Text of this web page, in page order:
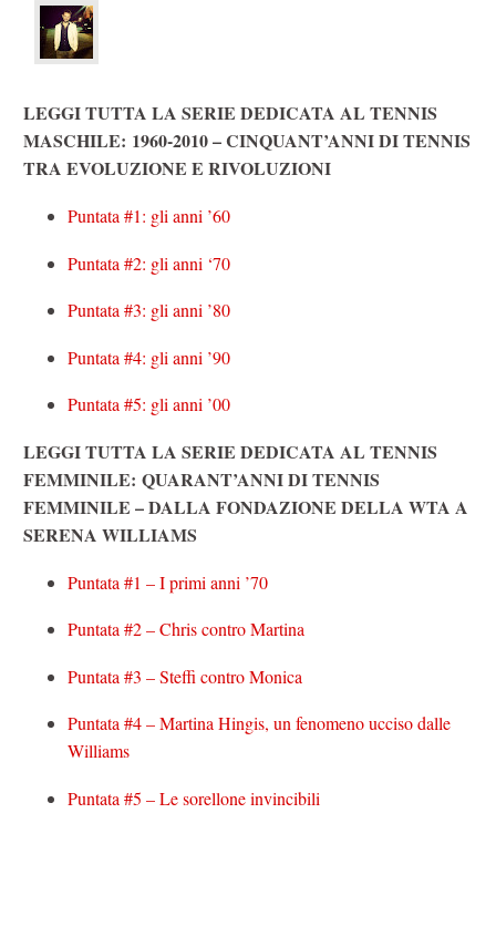
LEGGI TUTTA LA SERIE DEDICATA AL TENNIS
MASCHILE: 1960-2010 – CINQUANT’ANNI DI TENNIS
TRA EVOLUZIONE E RIVOLUZIONI
Puntata #1: gli anni ’60
Puntata #2: gli anni ‘70
Puntata #3: gli anni ’80
Puntata #4: gli anni ’90
Puntata #5: gli anni ’00
LEGGI TUTTA LA SERIE DEDICATA AL TENNIS
FEMMINILE: QUARANT’ANNI DI TENNIS
FEMMINILE – DALLA FONDAZIONE DELLA WTA A
SERENA WILLIAMS
Puntata #1 – I primi anni ’70
Puntata #2 – Chris contro Martina
Puntata #3 – Steffi contro Monica
Puntata #4 – Martina Hingis, un fenomeno ucciso dalle
Williams
Puntata #5 – Le sorellone invincibili